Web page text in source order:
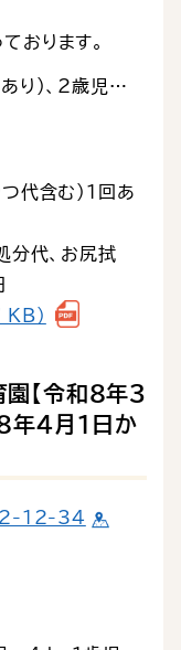
おります。
り）、2歳児…
代含む）1回あ
分代、お尻拭
）
【令和８年３
年４月１日か
2-12-34